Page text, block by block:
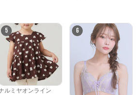
5
ルミヤオンライン
6
を中心に、多くの人気ブランドをラ
ションを中心に、ライフスタイルを
ナルアイテムをご提案します。